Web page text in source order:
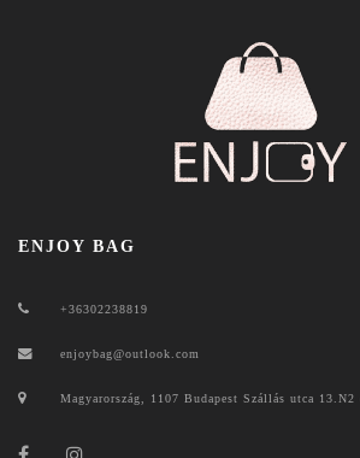
ENJOY BAG
+36302238819
enjoybag@outlook.com
Magyarország, 1107 Budapest Szállás utca 13.N2